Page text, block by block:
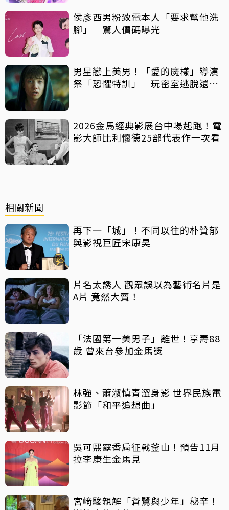
侯彥西男粉致電本人「要求幫他洗
腳」 驚人價碼曝光
男星戀上美男！「愛的魔樣」導演
祭「恐懼特訓」 玩密室逃脫還得
2026金馬經典影展台中場起跑！電
影大師比利懷德25部代表作一次看
相關新聞
再下一「城」！不同以往的朴贊郁
與影視巨匠宋康昊
片名太誘人 觀眾誤以為藝術名片是
A片 竟然大賣！
「法國第一美男子」離世！享壽88
歲 曾來台參加金馬獎
林強、蕭淑慎青澀身影 世界民族電
影節「和平追想曲」
吳可熙露香肩征戰釜山！預告11月
拉李康生金馬見
宮﨑駿親解「蒼鷺與少年」秘辛！